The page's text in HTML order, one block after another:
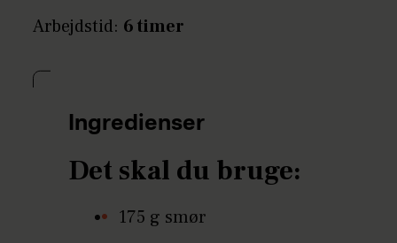
Arbejdstid: 6 timer
Ingredienser
Det skal du bruge:
175 g smør